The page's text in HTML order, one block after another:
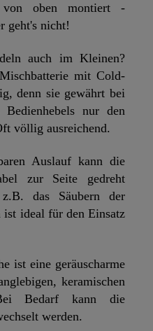
oben montiert -
geht's nicht!
auch im Kleinen?
mit Cold-
denn sie gewährt bei
Bedienhebels nur den
völlig ausreichend.
Auslauf kann die
zur Seite gedreht
das Säubern der
ist ideal für den Einsatz
ist eine geräuscharme
keramischen
Bedarf kann die
werden.